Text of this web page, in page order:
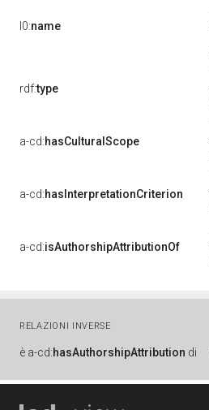
l0:name
rdf:type
a-cd:hasCulturalScope
a-cd:hasInterpretationCriterion
a-cd:isAuthorshipAttributionOf
RELAZIONI INVERSE
è a-cd:hasAuthorshipAttribution di